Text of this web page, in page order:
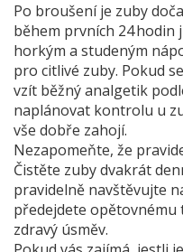
Po broušení je zuby
během prvních 24
horkým a studeným
pro citlivé zuby. Pokud
vzít běžný analgetik
naplánovat kontrolu u
vše dobře zahojí.
Nezapomeňte, že
Čistěte zuby dvakrát
pravidelně navštěvujte
předejdete
zdravý úsměv.